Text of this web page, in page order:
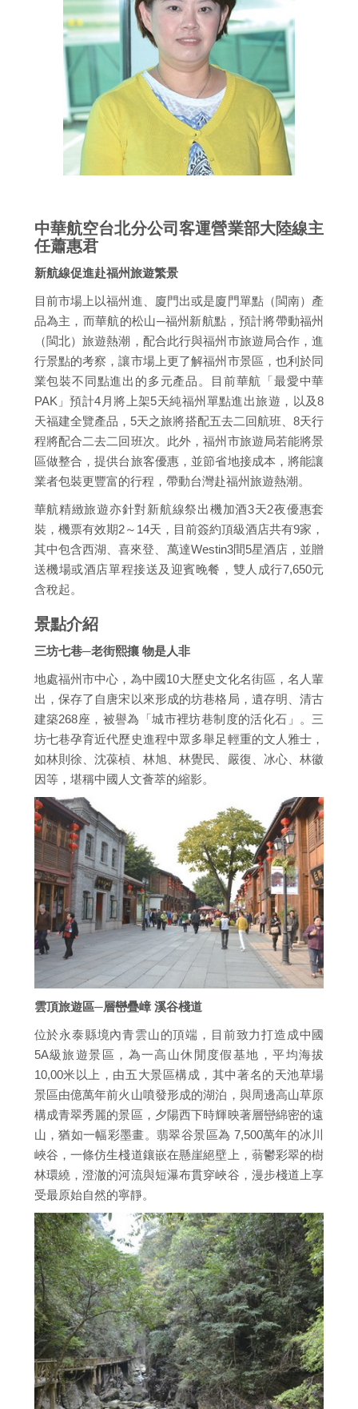
中華航空台北分公司客運營業部大陸線主
任蕭惠君
新航線促進赴福州旅遊繁景
目前市場上以福州進、廈門出或是廈門單點（閩南）產
品為主，而華航的松山─福州新航點，預計將帶動福州
（閩北）旅遊熱潮，配合此行與福州市旅遊局合作，進
行景點的考察，讓市場上更了解福州市景區，也利於同
業包裝不同點進出的多元產品。目前華航「最愛中華
PAK」預計4月將上架5天純福州單點進出旅遊，以及8
天福建全覽產品，5天之旅將搭配五去二回航班、8天行
程將配合二去二回班次。此外，福州市旅遊局若能將景
區做整合，提供台旅客優惠，並節省地接成本，將能讓
業者包裝更豐富的行程，帶動台灣赴福州旅遊熱潮。
華航精緻旅遊亦針對新航線祭出機加酒3天2夜優惠套
裝，機票有效期2～14天，目前簽約頂級酒店共有9家，
其中包含西湖、喜來登、萬達Westin3間5星酒店，並贈
送機場或酒店單程接送及迎賓晚餐，雙人成行7,650元
含稅起。
景點介紹
三坊七巷─老街熙攘 物是人非
地處福州市中心，為中國10大歷史文化名街區，名人輩
出，保存了自唐宋以來形成的坊巷格局，遺存明、清古
建築268座，被譽為「城市裡坊巷制度的活化石」。三
坊七巷孕育近代歷史進程中眾多舉足輕重的文人雅士，
如林則徐、沈葆楨、林旭、林覺民、嚴復、冰心、林徽
因等，堪稱中國人文薈萃的縮影。
雲頂旅遊區─層巒疊嶂 溪谷棧道
位於永泰縣境內青雲山的頂端，目前致力打造成中國
5A級旅遊景區，為一高山休閒度假基地，平均海拔
10,00米以上，由五大景區構成，其中著名的天池草場
景區由億萬年前火山噴發形成的湖泊，與周邊高山草原
構成青翠秀麗的景區，夕陽西下時輝映著層巒綿密的遠
山，猶如一幅彩墨畫。翡翠谷景區為 7,500萬年的冰川
峽谷，一條仿生棧道鑲嵌在懸崖絕壁上，蓊鬱彩翠的樹
林環繞，澄澈的河流與短瀑布貫穿峽谷，漫步棧道上享
受最原始自然的寧靜。